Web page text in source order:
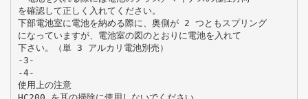
を確認して正しく入れてください。
下部電池室に電池を納める際に、奥側が 2 つともスプリング
になっていますが、電池室の図のとおりに電池を入れて
下さい。（単 3 アルカリ電池別売）
-3-
-4-
使用上の注意
HC200 を耳の掃除に使用しないでください。